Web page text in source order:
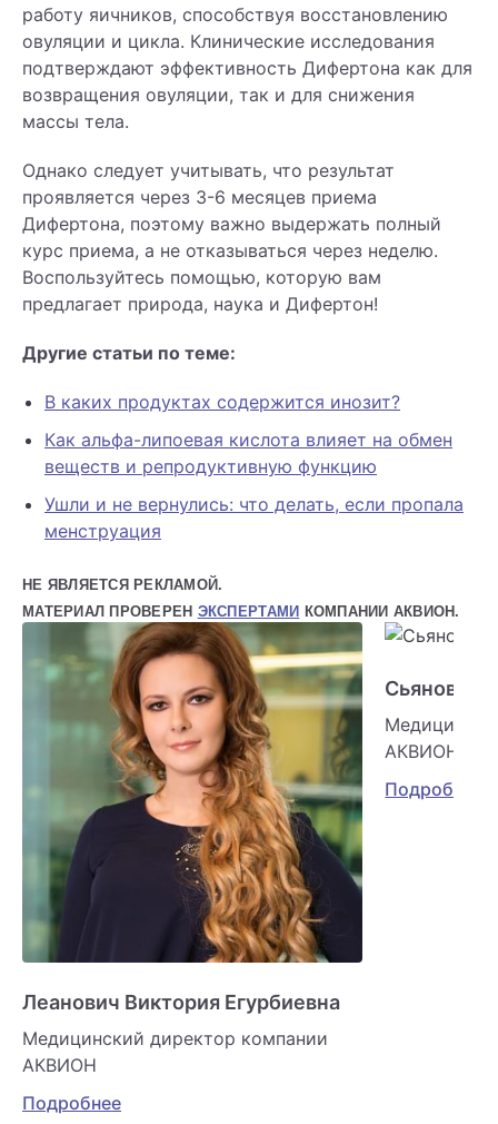
работу яичников, способствуя восстановлению
овуляции и цикла. Клинические исследования
подтверждают эффективность Дифертона как для
возвращения овуляции, так и для снижения
массы тела.
Однако следует учитывать, что результат
проявляется через 3-6 месяцев приема
Дифертона, поэтому важно выдержать полный
курс приема, а не отказываться через неделю.
Воспользуйтесь помощью, которую вам
предлагает природа, наука и Дифертон!
Другие статьи по теме:
В каких продуктах содержится инозит?
Как альфа-липоевая кислота влияет на обмен
веществ и репродуктивную функцию
Ушли и не вернулись: что делать, если пропала
менструация
НЕ ЯВЛЯЕТСЯ РЕКЛАМОЙ.
МАТЕРИАЛ ПРОВЕРЕН ЭКСПЕРТАМИ КОМПАНИИ АКВИОН.
Леанович Виктория Егурбиевна
Медицинский директор компании
АКВИОН
Подробнее
Сьянова
АКВИОН
Подробнее